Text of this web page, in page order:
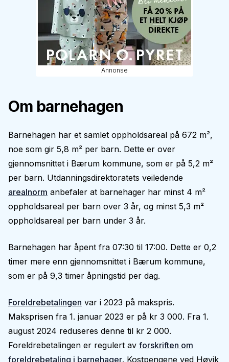
Annonse
Om barnehagen
Barnehagen har et samlet oppholdsareal på 672 m²,
noe som gir 5,8 m² per barn. Dette er over
gjennomsnittet i Bærum kommune, som er på 5,2 m²
per barn. Utdanningsdirektoratets veiledende
arealnorm anbefaler at barnehager har minst 4 m²
oppholdsareal per barn over 3 år, og minst 5,3 m²
oppholdsareal per barn under 3 år.
Barnehagen har åpent fra 07:30 til 17:00. Dette er 0,2
timer mere enn gjennomsnittet i Bærum kommune,
som er på 9,3 timer åpningstid per dag.
Foreldrebetalingen var i 2023 på makspris.
Maksprisen fra 1. januar 2023 er på kr 3 000. Fra 1.
august 2024 reduseres denne til kr 2 000.
Foreldrebetalingen er regulert av forskriften om
foreldrebetaling i barnehager. Kostpengene ved Høvik